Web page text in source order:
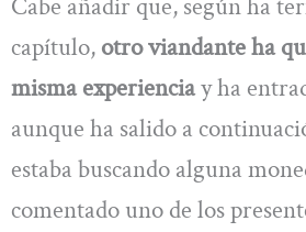
capítulo, otro viandante ha
misma experienciay ha
aunque ha salido a
estaba buscando alguna
comentado uno de los